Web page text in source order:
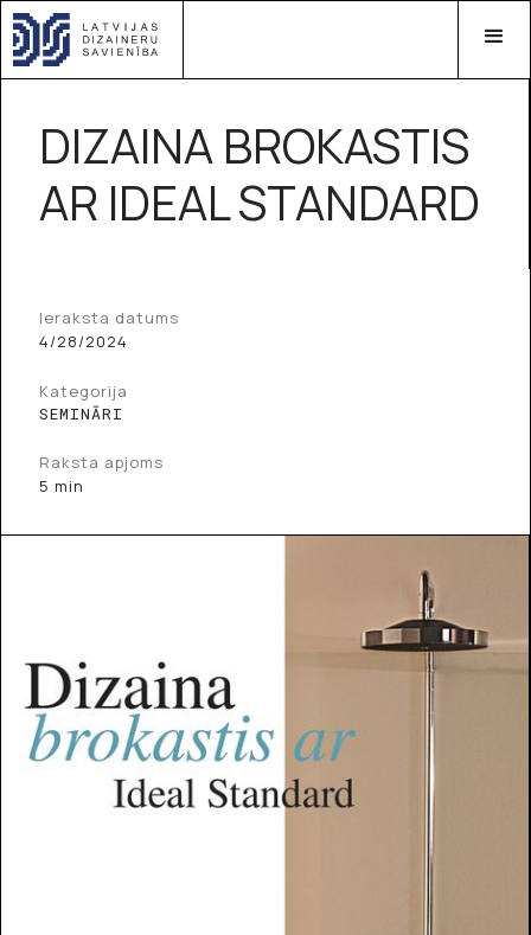
DIZAINA BROKASTIS
AR IDEAL STANDARD
Ieraksta datums
4/28/2024
Kategorija
SEMINĀRI
Raksta apjoms
5 min